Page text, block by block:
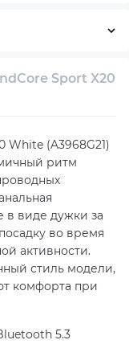
Sport X20
White (A3968G21)
ритм
в виде дужки за
во время
активности.
стиль модели,
комфорта при
5.3